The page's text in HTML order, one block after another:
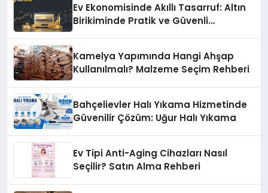
Ev Ekonomisinde Akıllı Tasarruf: Altın
Birikiminde Pratik ve Güvenli
Kamelya Yapımında Hangi Ahşap
Kullanılmalı? Malzeme Seçim Rehberi
Bahçelievler Halı Yıkama Hizmetinde
Güvenilir Çözüm: Uğur Halı Yıkama
Ev Tipi Anti-Aging Cihazları Nasıl
Seçilir? Satın Alma Rehberi